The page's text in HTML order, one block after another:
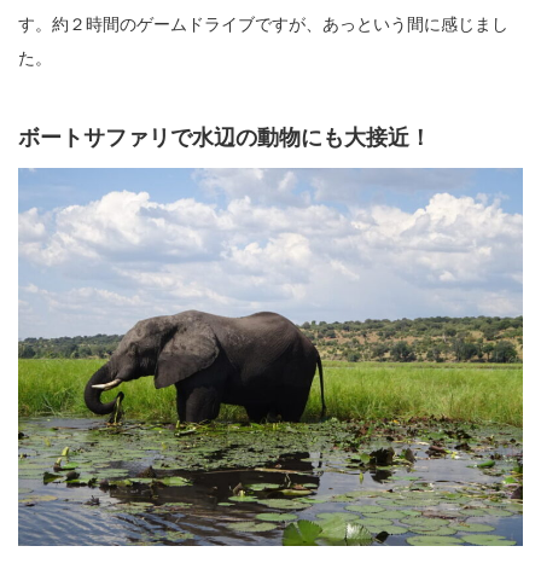
す。約２時間のゲームドライブですが、あっという間に感じまし
た。
ボートサファリで水辺の動物にも大接近！